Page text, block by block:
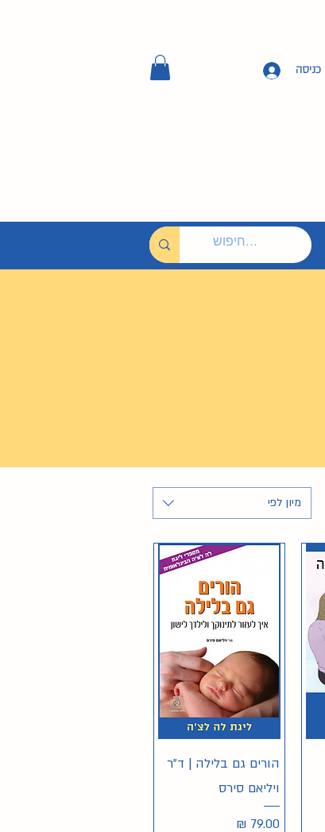
כניסה
מיון לפי
תצוגה מהירה
הורים גם בלילה | ד"ר
ויליאם סירס
מחיר‏79.00 ‏₪